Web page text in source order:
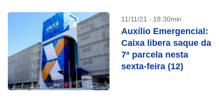
11/11/21 - 18:30min
Auxílio Emergencial:
Caixa libera saque da
7ª parcela nesta
sexta-feira (12)